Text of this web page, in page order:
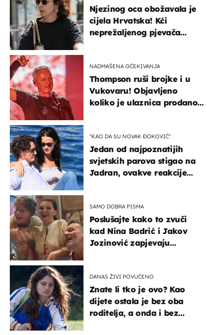
Njezinog oca obožavala je
cijela Hrvatska! Kći
neprežaljenog pjevača
NADMAŠENA OČEKIVANJA
Thompson ruši brojke i u
Vukovaru! Objavljeno
koliko je ulaznica prodano
"KAO DA SU NOVAK ĐOKOVIĆ"
Jedan od najpoznatijih
svjetskih parova stigao na
Jadran, ovakve reakcije
SAMO DOBRA PISMA
Poslušajte kako to zvuči
kad Nina Badrić i Jakov
Jozinović zapjevaju
DANAS ŽIVI POVUČENO
Znate li tko je ovo? Kao
dijete ostala je bez oba
roditelja, a onda i bez